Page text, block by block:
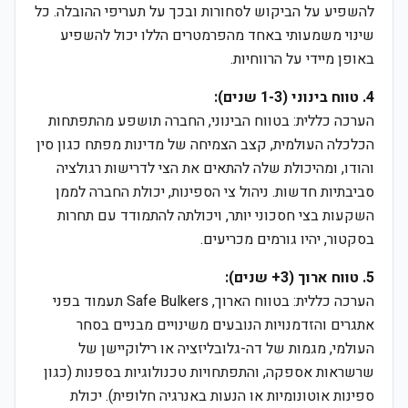
להשפיע על הביקוש לסחורות ובכך על תעריפי ההובלה. כל
שינוי משמעותי באחד מהפרמטרים הללו יכול להשפיע
באופן מיידי על הרווחיות.
4. טווח בינוני (1-3 שנים):
הערכה כללית: בטווח הבינוני, החברה תושפע מהתפתחות
הכלכלה העולמית, קצב הצמיחה של מדינות מפתח כגון סין
והודו, ומהיכולת שלה להתאים את הצי לדרישות רגולציה
סביבתיות חדשות. ניהול צי הספינות, יכולת החברה לממן
השקעות בצי חסכוני יותר, ויכולתה להתמודד עם תחרות
בסקטור, יהיו גורמים מכריעים.
5. טווח ארוך (3+ שנים):
הערכה כללית: בטווח הארוך, Safe Bulkers תעמוד בפני
אתגרים והזדמנויות הנובעים משינויים מבניים בסחר
העולמי, מגמות של דה-גלובליזציה או רילוקיישן של
שרשראות אספקה, והתפתחויות טכנולוגיות בספנות (כגון
ספינות אוטונומיות או הנעות באנרגיה חלופית). יכולת